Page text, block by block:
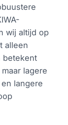
wij altijd op
alleen
betekent
lagere
langere